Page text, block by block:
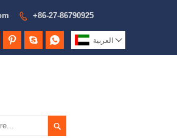
 +86-27-86790925
   العربية 
